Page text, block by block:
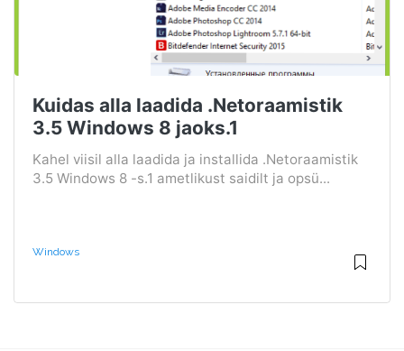
Kuidas alla laadida .Netoraamistik
3.5 Windows 8 jaoks.1
Kahel viisil alla laadida ja installida .Netoraamistik
3.5 Windows 8 -s.1 ametlikust saidilt ja opsü...
Windows